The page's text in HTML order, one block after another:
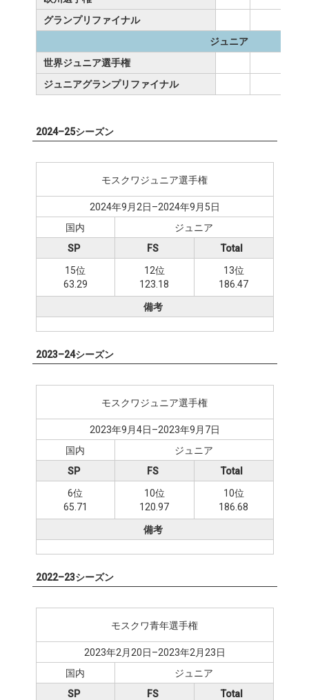
グランプリファイナル
ジュニア
世界ジュニア選手権
ジュニアグランプリファイナル
2024–25シーズン
モスクワジュニア選手権
2024年9月2日–2024年9月5日
国内
ジュニア
SP
15位
63.29
FS
12位
123.18
Total
13位
186.47
備考
2023–24シーズン
モスクワジュニア選手権
2023年9月4日–2023年9月7日
国内
ジュニア
SP
6位
65.71
FS
10位
120.97
Total
10位
186.68
備考
2022–23シーズン
モスクワ青年選手権
2023年2月20日–2023年2月23日
国内
ジュニア
SP
FS
Total